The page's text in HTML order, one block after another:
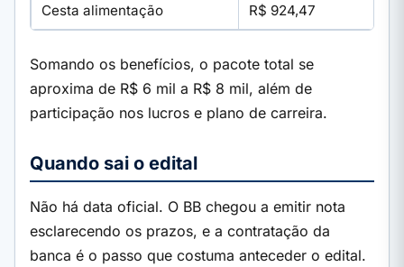
Cesta alimentação R$ 924,47
Somando os benefícios, o pacote total se
aproxima de R$ 6 mil a R$ 8 mil, além de
participação nos lucros e plano de carreira.
Quando sai o edital
Não há data oficial. O BB chegou a emitir nota
esclarecendo os prazos, e a contratação da
banca é o passo que costuma anteceder o edital.